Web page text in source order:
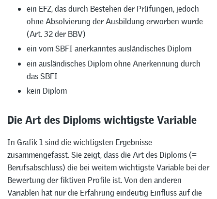
ein EFZ, das durch Bestehen der Prüfungen, jedoch
ohne Absolvierung der Ausbildung erworben wurde
(Art. 32 der BBV)
ein vom SBFI anerkanntes ausländisches Diplom
ein ausländisches Diplom ohne Anerkennung durch
das SBFI
kein Diplom
Die Art des Diploms wichtigste Variable
In Grafik 1 sind die wichtigsten Ergebnisse
zusammengefasst. Sie zeigt, dass die Art des Diploms (=
Berufsabschluss) die bei weitem wichtigste Variable bei der
Bewertung der fiktiven Profile ist. Von den anderen
Variablen hat nur die Erfahrung eindeutig Einfluss auf die